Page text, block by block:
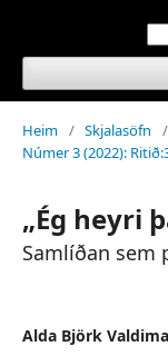
Heim / Skjalasöfn
/
Númer 3 (2022):
„Ég heyri
Samlíðan sem
Alda Björk